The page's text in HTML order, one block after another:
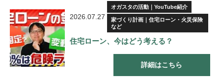
2026.07.27
オガスタの活動｜YouTube紹介
家づくり計画｜住宅ローン・火災保険
など
住宅ローン、今はどう考える？
詳細はこちら